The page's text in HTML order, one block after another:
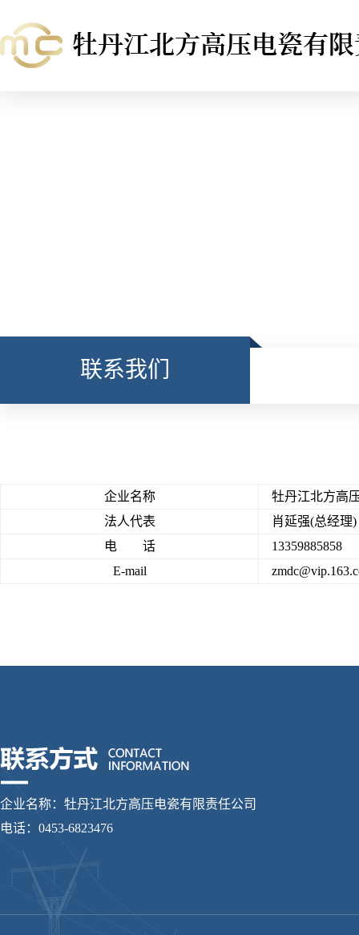
联系我们
企业名称
牡丹江北方高
法人代表
肖延强(总经理)
电 话
13359885858
E-mail
企业名称：牡丹江北方高压电瓷有限责任公司
电话：0453-6823476